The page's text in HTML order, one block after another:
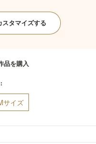
タマイズする
品を購入
サイズ